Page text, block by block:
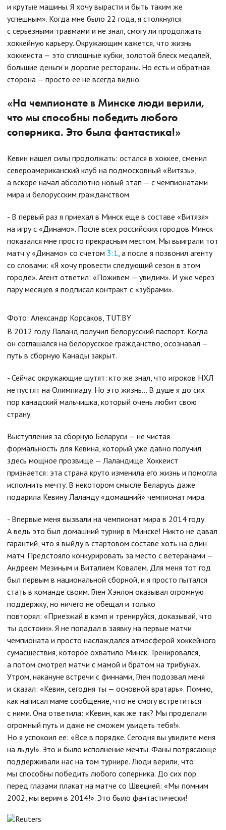
и крутые машины. Я хочу вырасти и быть таким же
успешным». Когда мне было 22 года, я столкнулся
с серьезными травмами и не знал, смогу ли продолжать
хоккейную карьеру. Окружающим кажется, что жизнь
хоккеиста — это сплошные кубки, золотой блеск медалей,
большие деньги и дорогие рестораны. Но есть и обратная
сторона — просто ее не всегда видно.
«На чемпионате в Минске люди верили,
что мы способны победить любого
соперника. Это была фантастика!»
Кевин нашел силы продолжать: остался в хоккее, сменил
североамериканский клуб на подмосковный «Витязь»,
а вскоре начал абсолютно новый этап — с чемпионатами
мира и белорусским гражданством.
- В первый раз я приехал в Минск еще в составе «Витязя»
на игру с «Динамо». После всех российских городов Минск
показался мне просто прекрасным местом. Мы выиграли тот
матч у «Динамо» со счетом 3:1, а после я позвонил агенту
со словами: «Я хочу провести следующий сезон в этом
городе». Агент ответил: «Поживем — увидим». И уже через
пару месяцев я подписал контракт с «зубрами».
Фото: Александр Корсаков, TUT.BY
В 2012 году Лаланд получил белорусский паспорт. Когда
он соглашался на белорусское гражданство, осознавал —
путь в сборную Канады закрыт.
- Сейчас окружающие шутят: кто же знал, что игроков НХЛ
не пустят на Олимпиаду. Но это жизнь… В душе я до сих
пор канадский мальчишка, который очень любит свою
страну.
Выступления за сборную Беларуси — не чистая
формальность для Кевина, который уже давно получил
здесь мощное прозвище — Лаландище. Хоккеист
признается: эта страна круто изменила его жизнь и помогла
исполнить мечту. В некотором смысле Беларусь даже
подарила Кевину Лаланду «домашний» чемпионат мира.
- Впервые меня вызвали на чемпионат мира в 2014 году.
А ведь это был домашний турнир в Минске! Никто не давал
гарантий, что я выйду в стартовом составе хоть на один
матч. Предстояло конкурировать за место с ветеранами —
Андреем Мезиным и Виталием Ковалем. Для меня тот год
был первым в национальной сборной, и я просто пытался
стать в команде своим. Глен Хэнлон оказывал огромную
поддержку, но ничего не обещал и только
повторял: «Приезжай в кэмп и тренируйся, доказывай, что
ты достоин». Я не попадал в заявку на первые матчи
чемпионата и просто наслаждался атмосферой хоккейного
сумасшествия, которое охватило Минск. Тренировался,
а потом смотрел матчи с мамой и братом на трибунах.
Утром, накануне встречи с финнами, Глен подозвал меня
и сказал: «Кевин, сегодня ты — основной вратарь». Помню,
как написал маме сообщение, что не смогу встретиться
с ними. Она ответила: «Кевин, как же так? Мы проделали
огромный путь и даже не сможем увидеть тебя!».
Но я успокоил ее: «Все в порядке. Сегодня вы увидите меня
на льду!». Это и было исполнение мечты. Фаны потрясающе
поддерживали нас на том турнире. Люди верили, что
мы способны победить любого соперника. До сих пор
перед глазами плакат на матче со Швецией: «Мы помним
2002, мы верим в 2014!». Это было фантастически!